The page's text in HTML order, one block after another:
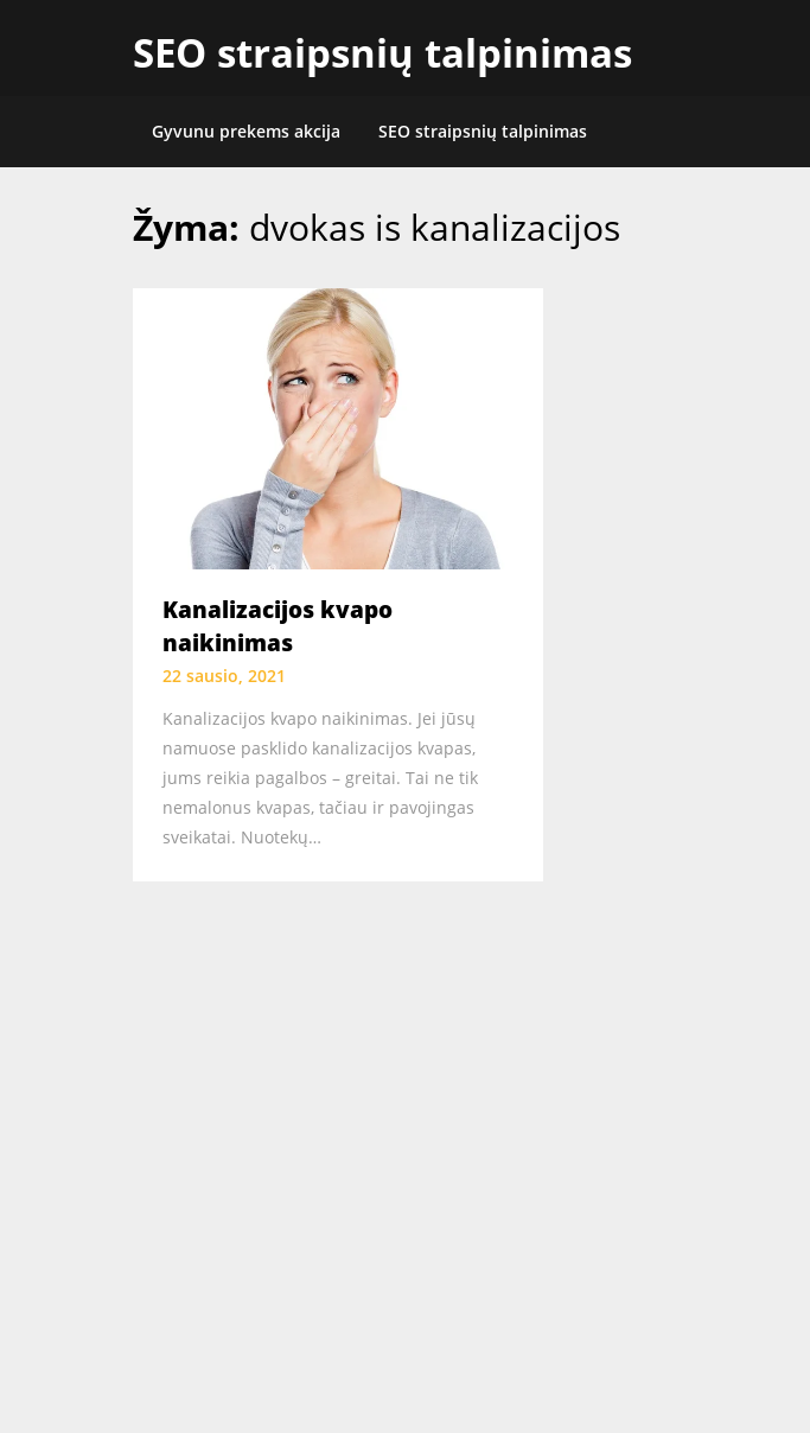
SEO straipsnių talpinimas
Gyvunu prekems akcija SEO straipsnių talpinimas
Žyma: dvokas is kanalizacijos
Kanalizacijos kvapo
naikinimas
22 sausio, 2021
Kanalizacijos kvapo naikinimas. Jei jūsų
namuose pasklido kanalizacijos kvapas,
jums reikia pagalbos – greitai. Tai ne tik
nemalonus kvapas, tačiau ir pavojingas
sveikatai. Nuotekų…